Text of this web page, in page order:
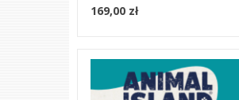
169,00 zł